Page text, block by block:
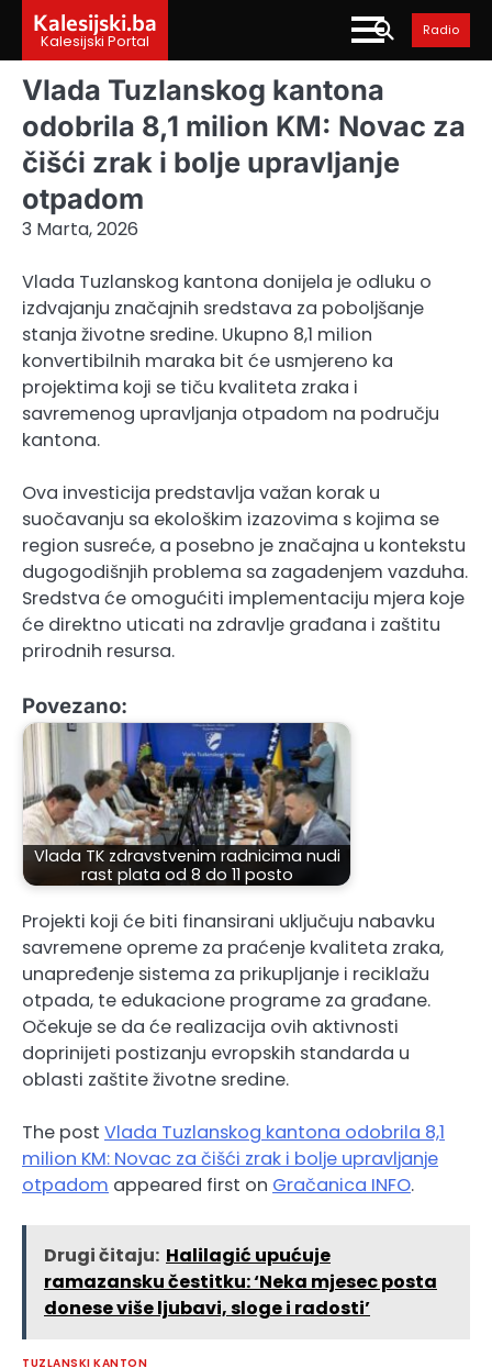
content
Kalesijski.ba
Kalesijski Portal
Radio
Vlada Tuzlanskog kantona
odobrila 8,1 milion KM: Novac za
čišći zrak i bolje upravljanje
otpadom
3 Marta, 2026
Vlada Tuzlanskog kantona donijela je odluku o
izdvajanju značajnih sredstava za poboljšanje
stanja životne sredine. Ukupno 8,1 milion
konvertibilnih maraka bit će usmjereno ka
projektima koji se tiču kvaliteta zraka i
savremenog upravljanja otpadom na području
kantona.
Ova investicija predstavlja važan korak u
suočavanju sa ekološkim izazovima s kojima se
region susreće, a posebno je značajna u kontekstu
dugogodišnjih problema sa zagadenjem vazduha.
Sredstva će omogućiti implementaciju mjera koje
će direktno uticati na zdravlje građana i zaštitu
prirodnih resursa.
Povezano:
Vlada TK zdravstvenim radnicima nudi
rast plata od 8 do 11 posto
Projekti koji će biti finansirani uključuju nabavku
savremene opreme za praćenje kvaliteta zraka,
unapređenje sistema za prikupljanje i reciklažu
otpada, te edukacione programe za građane.
Očekuje se da će realizacija ovih aktivnosti
doprinijeti postizanju evropskih standarda u
oblasti zaštite životne sredine.
The post Vlada Tuzlanskog kantona odobrila 8,1
milion KM: Novac za čišći zrak i bolje upravljanje
otpadom appeared first on Gračanica INFO.
Drugi čitaju: Halilagić upućuje
ramazansku čestitku: ‘Neka mjesec posta
donese više ljubavi, sloge i radosti’
TUZLANSKI KANTON